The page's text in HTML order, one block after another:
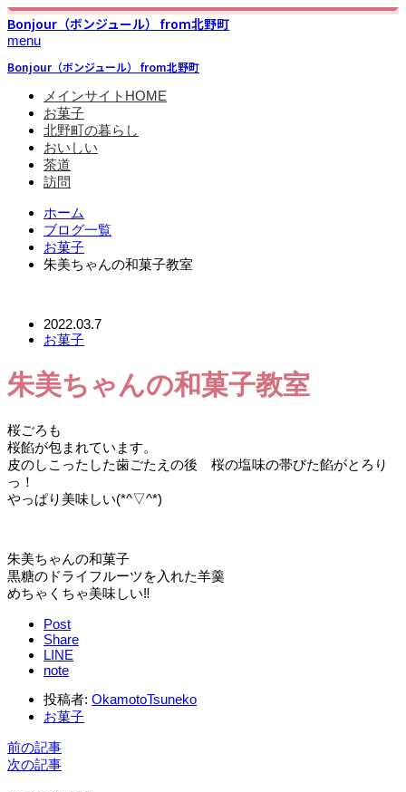
Bonjour（ボンジュール） from北野町
menu
Bonjour（ボンジュール） from北野町
メインサイトHOME
お菓子
北野町の暮らし
おいしい
茶道
訪問
ホーム
ブログ一覧
お菓子
朱美ちゃんの和菓子教室
2022.03.7
お菓子
朱美ちゃんの和菓子教室
桜ごろも
桜餡が包まれています。
皮のしこったした歯ごたえの後 桜の塩味の帯びた餡がとろり
っ！
やっぱり美味しい(*^▽^*)
朱美ちゃんの和菓子
黒糖のドライフルーツを入れた羊羹
めちゃくちゃ美味しい‼︎
Post
Share
LINE
note
投稿者: OkamotoTsuneko
お菓子
前の記事
次の記事